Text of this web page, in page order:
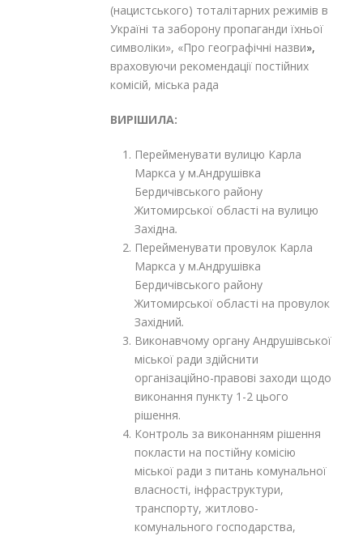
(нацистського) тоталітарних режимів в
Україні та заборону пропаганди їхньої
символіки», «Про географічні назви»,
враховуючи рекомендації постійних
комісій, міська рада
ВИРІШИЛА:
Перейменувати вулицю Карла
Маркса у м.Андрушівка
Бердичівського району
Житомирської області на вулицю
Західна.
Перейменувати провулок Карла
Маркса у м.Андрушівка
Бердичівського району
Житомирської області на провулок
Західний.
Виконавчому органу Андрушівської
міської ради здійснити
організаційно-правові заходи щодо
виконання пункту 1-2 цього
рішення.
Контроль за виконанням рішення
покласти на постійну комісію
міської ради з питань комунальної
власності, інфраструктури,
транспорту, житлово-
комунального господарства,